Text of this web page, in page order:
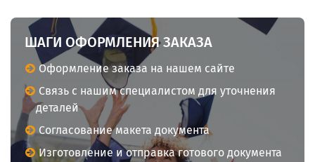
ШАГИ ОФОРМЛЕНИЯ ЗАКАЗА
Оформление заказа на нашем сайте
Связь с нашим специалистом для уточнения
деталей
Согласование макета документа
Изготовление и отправка готового документа